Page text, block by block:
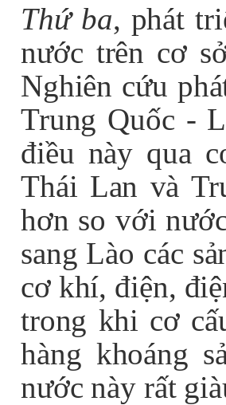
Thứ ba, phát
nước trên cơ
Nghiên cứu
Trung Quốc -
điều này qua
Thái Lan và
hơn so với
sang Lào các
cơ khí, điện,
trong khi cơ
hàng khoáng
nước này rất